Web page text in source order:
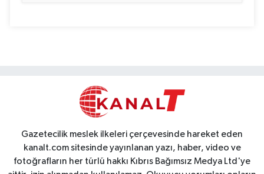
Gazetecilik meslek ilkeleri çerçevesinde hareket eden
kanalt.com sitesinde yayınlanan yazı, haber, video ve
fotoğrafların her türlü hakkı Kıbrıs Bağımsız Medya Ltd'ye